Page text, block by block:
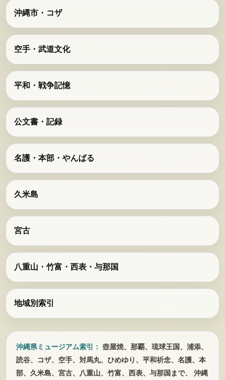
沖縄市・コザ
空手・武道文化
平和・戦争記憶
公文書・記録
名護・本部・やんばる
久米島
宮古
八重山・竹富・西表・与那国
地域別索引
沖縄県ミュージアム索引： 壺屋焼、那覇、琉球王国、浦添、
読谷、コザ、空手、対馬丸、ひめゆり、平和祈念、名護、本
部、久米島、宮古、八重山、竹富、西表、与那国まで、 沖縄